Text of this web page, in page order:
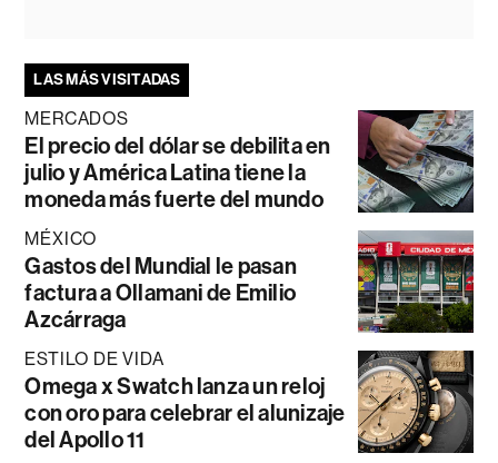
LAS MÁS VISITADAS
MERCADOS
El precio del dólar se debilita en
julio y América Latina tiene la
moneda más fuerte del mundo
MÉXICO
Gastos del Mundial le pasan
factura a Ollamani de Emilio
Azcárraga
ESTILO DE VIDA
Omega x Swatch lanza un reloj
con oro para celebrar el alunizaje
del Apollo 11